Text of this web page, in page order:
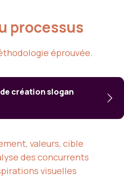
processus
éprouvée.
création slogan
valeurs, cible
des concurrents
visuelles